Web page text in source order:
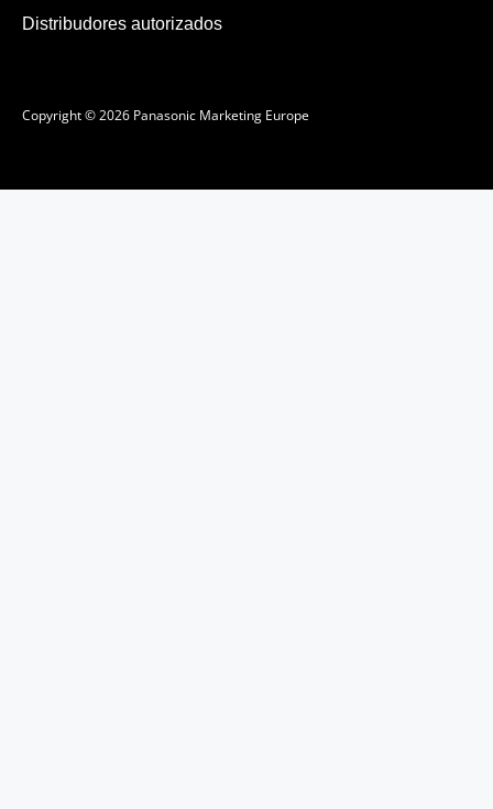
Distribudores autorizados
Copyright © 2026 Panasonic Marketing Europe